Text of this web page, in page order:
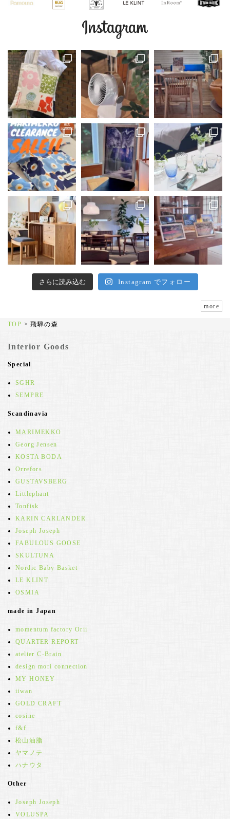
さらに読み込む Instagram でフォロー
more
TOP >飛騨の森
Interior Goods
Special
SGHR
SEMPRE
Scandinavia
MARIMEKKO
Georg Jensen
KOSTA BODA
Orrefors
GUSTAVSBERG
Littlephant
Tonfisk
KARIN CARLANDER
Joseph Joseph
FABULOUS GOOSE
SKULTUNA
Nordic Baby Basket
LE KLINT
OSMIA
made in Japan
momentum factory Orii
QUARTER REPORT
atelier C-Brain
design mori connection
MY HONEY
iiwan
GOLD CRAFT
cosine
f&f
松山油脂
ヤマノテ
ハナウタ
Other
Joseph Joseph
VOLUSPA